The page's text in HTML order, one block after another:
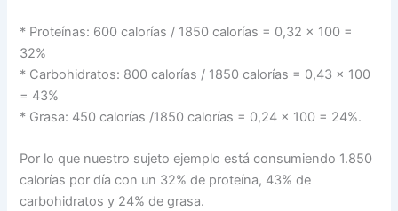
* Proteínas: 600 calorías / 1850 calorías = 0,32 x 100 =
32%
* Carbohidratos: 800 calorías / 1850 calorías = 0,43 x 100
= 43%
* Grasa: 450 calorías /1850 calorías = 0,24 x 100 = 24%.
Por lo que nuestro sujeto ejemplo está consumiendo 1.850
calorías por día con un 32% de proteína, 43% de
carbohidratos y 24% de grasa.